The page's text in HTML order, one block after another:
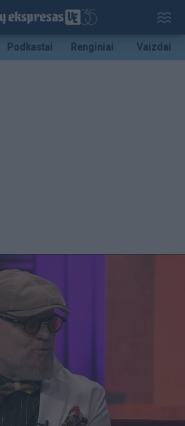
Podkastai Renginiai Vaizdai